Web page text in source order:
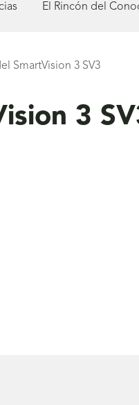
El Rincón del
SmartVision 3 SV3
3